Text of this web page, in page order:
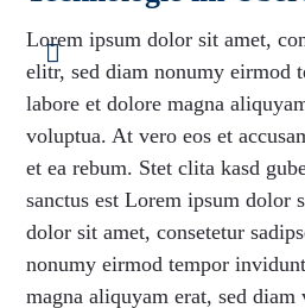
Lorem ipsum dolor sit amet,
elitr, sed diam nonumy eirmod
labore et dolore magna
voluptua. At vero eos et
et ea rebum. Stet clita kasd
sanctus est Lorem ipsum dolor
dolor sit amet, consetetur
nonumy eirmod tempor
magna aliquyam erat, sed